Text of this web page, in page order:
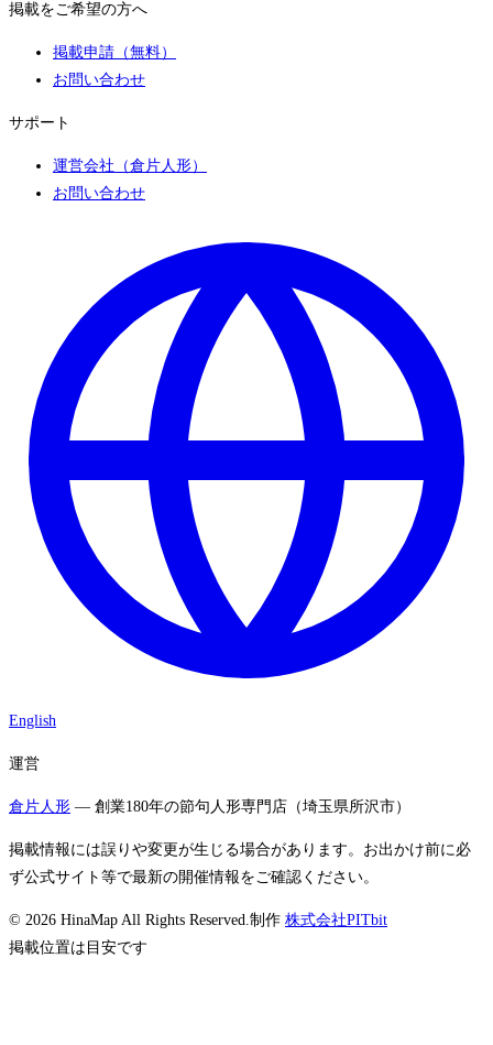
掲載をご希望の方へ
掲載申請（無料）
お問い合わせ
サポート
運営会社（倉片人形）
お問い合わせ
English
運営
倉片人形 — 創業180年の節句人形専門店（埼玉県所沢市）
掲載情報には誤りや変更が生じる場合があります。お出かけ前に必
ず公式サイト等で最新の開催情報をご確認ください。
© 2026 HinaMap All Rights Reserved.制作 株式会社PITbit
掲載位置は目安です